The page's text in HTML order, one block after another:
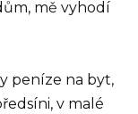
mě vyhodí
peníze na byt,
v malé